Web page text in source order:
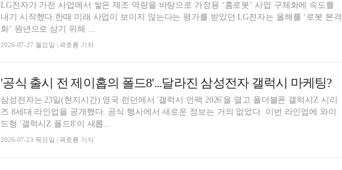
LG전자가 가전 사업에서 쌓은 제조 역량을 바탕으로 가정용 ‘홈로봇’ 사업 구체화에 속도를
내기 시작했다.한때 미래 사업이 보이지 않는다는 평가를 받았던 LG전자는 올해를 ‘로봇 본격
화’ 원년으로 삼기 위해 ...
2026-07-27 월요일 | 곽호룡 기자
'공식 출시 전 제이홉의 폴드8'...달라진 삼성전자 갤럭시 마케팅?
삼성전자는 23일(현지시간) 영국 런던에서 '갤럭시 언팩 2026'을 열고 폴더블폰 갤럭시Z 시리
즈 8세대 라인업을 공개했다. 공식 행사에서 새로운 정보는 거의 없었다. 이번 라인업에 와이
드형 '갤럭시Z 폴드8'이 새롭...
2026-07-23 목요일 | 곽호룡 기자